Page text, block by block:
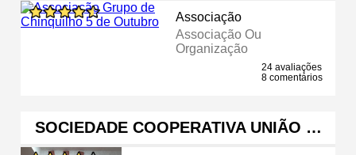
Associação
Associação Ou
Organização
24 avaliações
8 comentários
SOCIEDADE COOPERATIVA UNIÃO …